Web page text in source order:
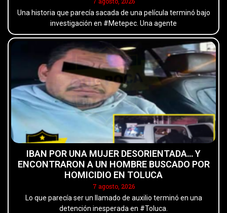
Una historia que parecía sacada de una película terminó bajo
investigación en #Metepec. Una agente
IBAN POR UNA MUJER DESORIENTADA… Y
ENCONTRARON A UN HOMBRE BUSCADO POR
HOMICIDIO EN TOLUCA
7 agosto, 2026
Lo que parecía ser un llamado de auxilio terminó en una
detención inesperada en #Toluca.